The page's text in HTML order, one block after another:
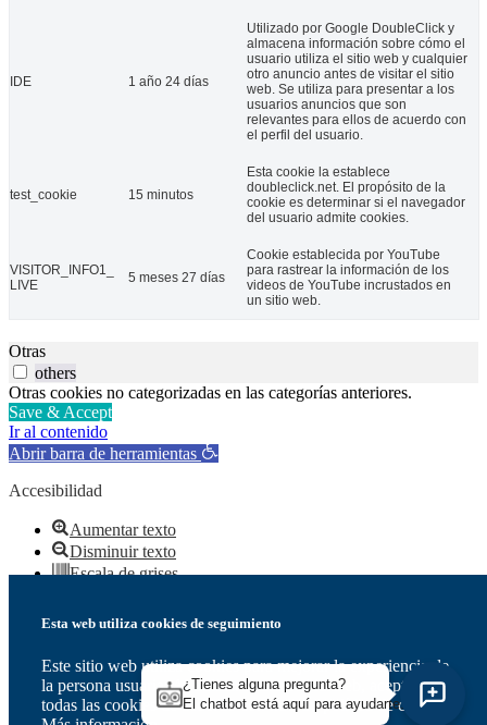
Esta web utiliza cookies de seguimiento
Este sitio web utiliza cookies para mejorar la experiencia de
la persona usuaria. Al utilizar nuestro sitio web, aceptas
todas las cookies de acuerdo con nuestra política de cookies.
IDE 1 año 24 días
Utilizado por Google DoubleClick y
almacena información sobre cómo el
usuario utiliza el sitio web y cualquier
otro anuncio antes de visitar el sitio
web. Se utiliza para presentar a los
usuarios anuncios que son
relevantes para ellos de acuerdo con
el perfil del usuario.
test_cookie 15 minutos
Esta cookie la establece
doubleclick.net. El propósito de la
cookie es determinar si el navegador
del usuario admite cookies.
VISITOR_INFO1_
LIVE
5 meses 27 días
Cookie establecida por YouTube
para rastrear la información de los
videos de YouTube incrustados en
un sitio web.
Otras
others
Otras cookies no categorizadas en las categorías anteriores.
Save & Accept
Ir al contenido
Abrir barra de herramientas
Accesibilidad
Aumentar texto
Disminuir texto
Escala de grises
Contraste negativo
Subrayar enlaces
Fuente legible
Restablecer
¿Tienes alguna pregunta?
El chatbot está aquí para ayudarte.